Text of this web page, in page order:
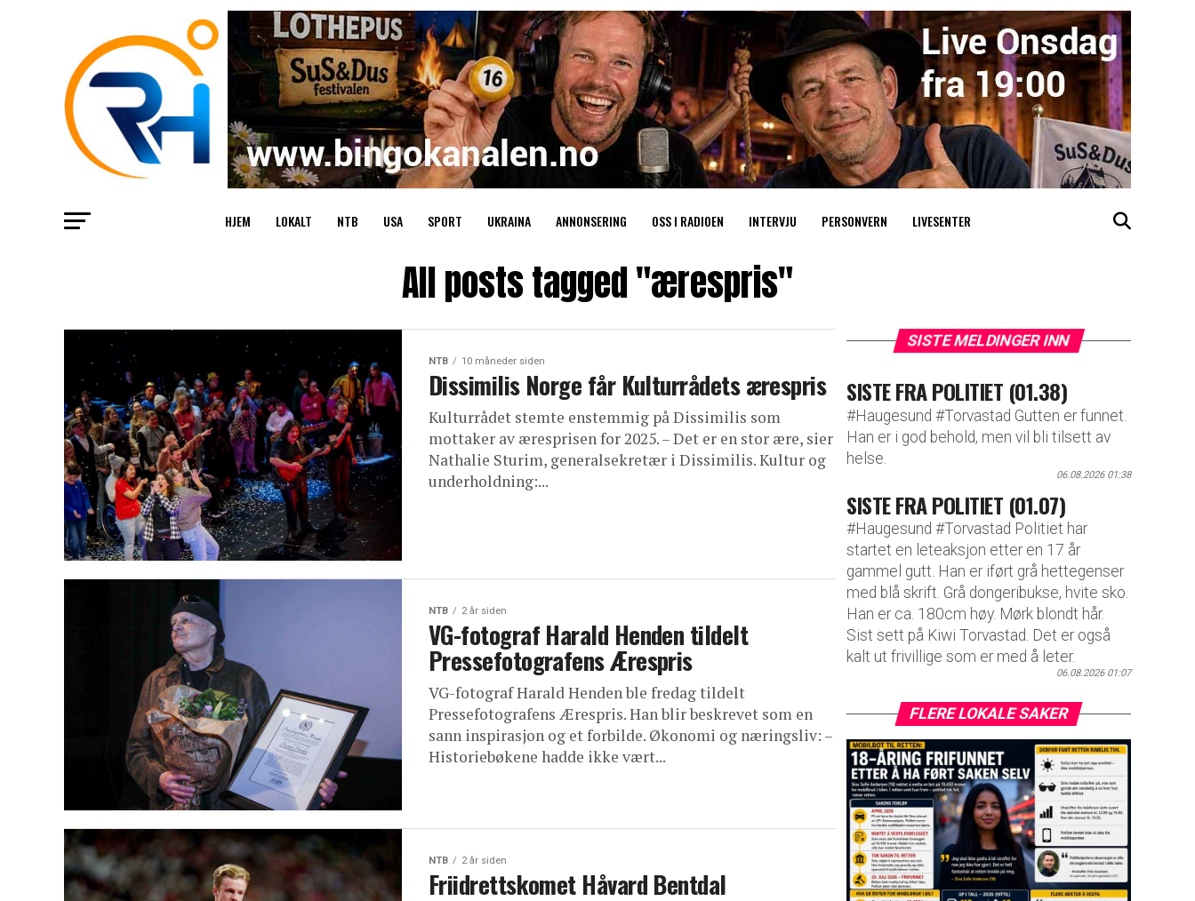
HJEM LOKALT NTB USA SPORT UKRAINA ANNONSERING OSS I RADIOEN INTERVJU PERSONVERN LIVESENTER
All posts tagged "ærespris"
NTB 10 måneder siden
Dissimilis Norge får Kulturrådets ærespris
Kulturrådet stemte enstemmig på Dissimilis som
mottaker av æresprisen for 2025. – Det er en stor ære, sier
Nathalie Sturim, generalsekretær i Dissimilis. Kultur og
underholdning:...
NTB 2 år siden
VG-fotograf Harald Henden tildelt
Pressefotografens Ærespris
VG-fotograf Harald Henden ble fredag tildelt
Pressefotografens Ærespris. Han blir beskrevet som en
sann inspirasjon og et forbilde. Økonomi og næringsliv: –
Historiebøkene hadde ikke vært...
NTB 2 år siden
Friidrettskomet Håvard Bentdal
SISTE MELDINGER INN
SISTE FRA POLITIET (01.38)
#Haugesund #Torvastad Gutten er funnet.
Han er i god behold, men vil bli tilsett av
helse.
06.08.2026 01:38
SISTE FRA POLITIET (01.07)
#Haugesund #Torvastad Politiet har
startet en leteaksjon etter en 17 år
gammel gutt. Han er iført grå hettegenser
med blå skrift. Grå dongeribukse, hvite sko.
Han er ca. 180cm høy. Mørk blondt hår.
Sist sett på Kiwi Torvastad. Det er også
kalt ut frivillige som er med å leter.
06.08.2026 01:07
FLERE LOKALE SAKER